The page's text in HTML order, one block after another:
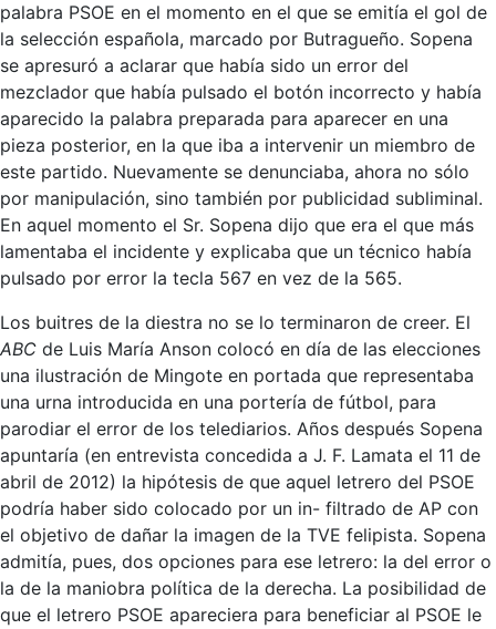
palabra PSOE en el momento en el que se emitía el gol de
la selección española, marcado por Butragueño. Sopena
se apresuró a aclarar que había sido un error del
mezclador que había pulsado el botón incorrecto y había
aparecido la palabra preparada para aparecer en una
pieza posterior, en la que iba a intervenir un miembro de
este partido. Nuevamente se denunciaba, ahora no sólo
por manipulación, sino también por publicidad subliminal.
En aquel momento el Sr. Sopena dijo que era el que más
lamentaba el incidente y explicaba que un técnico había
pulsado por error la tecla 567 en vez de la 565.
Los buitres de la diestra no se lo terminaron de creer. El
ABC de Luis María Anson colocó en día de las elecciones
una ilustración de Mingote en portada que representaba
una urna introducida en una portería de fútbol, para
parodiar el error de los telediarios. Años después Sopena
apuntaría (en entrevista concedida a J. F. Lamata el 11 de
abril de 2012) la hipótesis de que aquel letrero del PSOE
podría haber sido colocado por un in- filtrado de AP con
el objetivo de dañar la imagen de la TVE felipista. Sopena
admitía, pues, dos opciones para ese letrero: la del error o
la de la maniobra política de la derecha. La posibilidad de
que el letrero PSOE apareciera para beneficiar al PSOE le